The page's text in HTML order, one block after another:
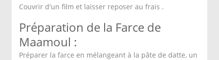
Couvrir d'un film et laisser reposer au frais .
Préparation de la Farce de
Maamoul :
Préparer la farce en mélangeant à la pâte de datte, un